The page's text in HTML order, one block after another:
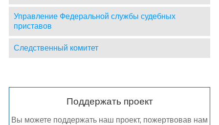
Управление Федеральной службы судебных
приставов
Следственный комитет
Поддержать проект
Вы можете поддержать наш проект, пожертвовав нам